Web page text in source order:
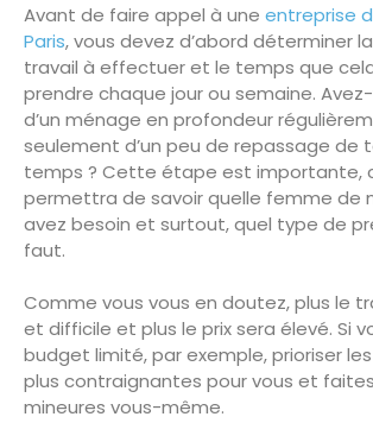
Avant de faire appel à une entreprise
Paris, vous devez d’abord déterminer
travail à effectuer et le temps que
prendre chaque jour ou semaine.
d’un ménage en profondeur
seulement d’un peu de repassage de
temps ? Cette étape est importante,
permettra de savoir quelle femme de
avez besoin et surtout, quel type de
faut.
Comme vous vous en doutez, plus le
et difficile et plus le prix sera élevé. Si
budget limité, par exemple, prioriser
plus contraignantes pour vous et
mineures vous-même.